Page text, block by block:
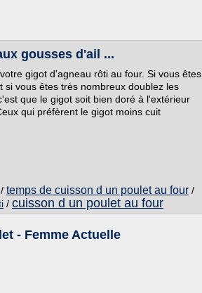
gousses d'ail ...
gigot d'agneau rôti au four. Si vous êtes
vous êtes très nombreux doublez les
que le gigot soit bien doré à l'extérieur
qui préfèrent le gigot moins cuit
/ temps de cuisson d un poulet au four /
/ cuisson d un poulet au four
- Femme Actuelle